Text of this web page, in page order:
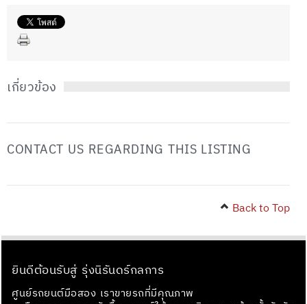
เกี่ยวข้อง
CONTACT US REGARDING THIS LISTING
Back to Top
ยินดีต้อนรับสู่ รุ่งนิรันดร์กลการ
ศูนย์รถยนต์มือสอง เราขายรถที่มีคุณภาพ